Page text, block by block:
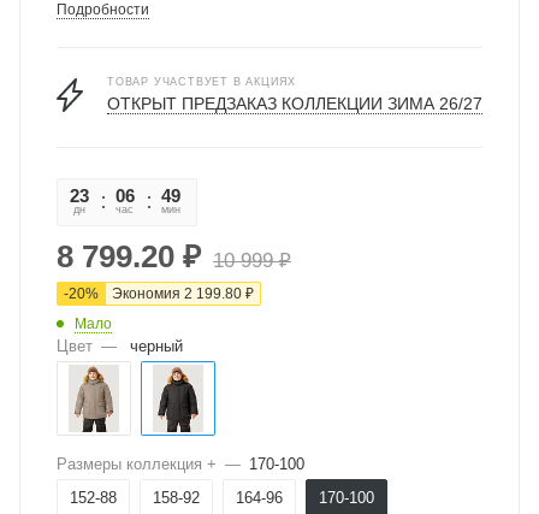
Подробности
ТОВАР УЧАСТВУЕТ В АКЦИЯХ
ОТКРЫТ ПРЕДЗАКАЗ КОЛЛЕКЦИИ ЗИМА 26/27
23
дн
06
час
49
мин
8 799.20 ₽ 10 999₽
-20% Экономия 2 199.80 ₽
Мало
Цвет — черный
Размеры коллекция + — 170-100
152-88
158-92 164-96 170-100